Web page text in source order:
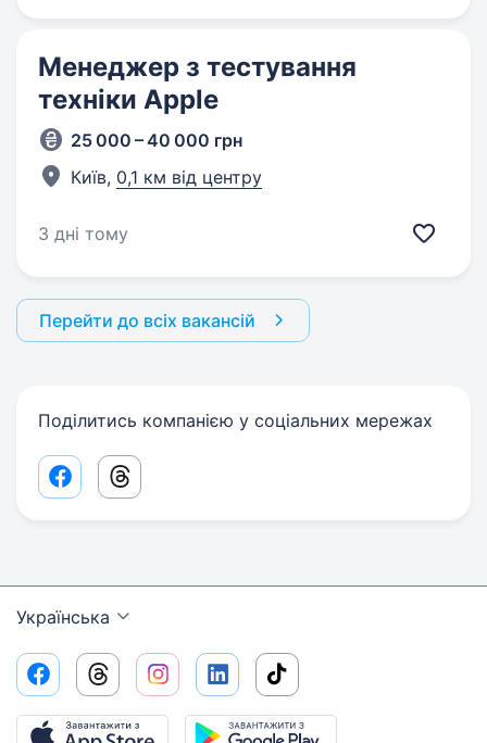
Менеджер з тестування
техніки Apple
25 000 – 40 000 грн
Київ, 0,1 км від центру
3 дні тому
Перейти до всіх вакансій
Поділитись компанією у соціальних мережах
Facebook share link
Threads share link
Українська